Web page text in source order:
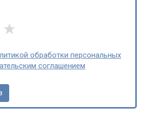
★
обработки персональных
соглашением